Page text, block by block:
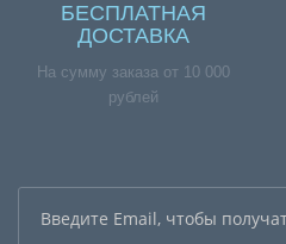
БЕСПЛАТНАЯ
ДОСТАВКА
На сумму заказа от 10 000
рублей